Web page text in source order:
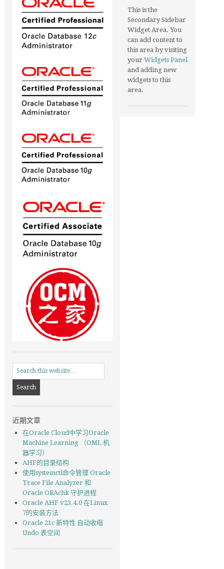
近期文章
在Oracle Cloud中学习Oracle
Machine Learning （OML 机
器学习）
AHF的目录结构
使用systemctl命令管理 Oracle
Trace File Analyzer 和
Oracle ORAchk 守护进程
Oracle AHF v23.4.0 在Linux
7的安装方法
Oracle 21c 新特性 自动收缩
Undo 表空间
This is the
Secondary Sidebar
Widget Area. You
can add content to
this area by visiting
your Widgets Panel
and adding new
widgets to this
area.